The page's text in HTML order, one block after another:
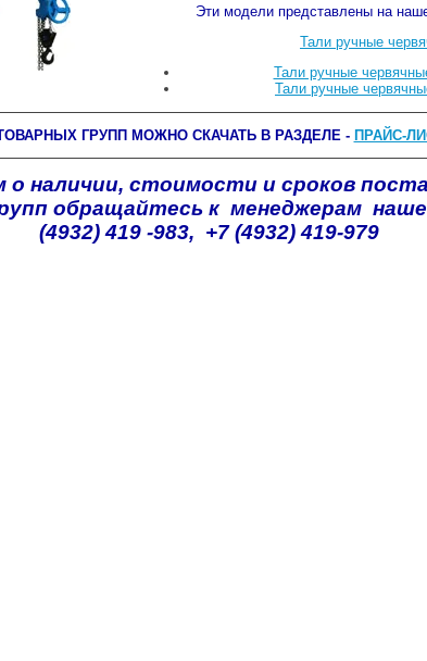
Эти модели представлены на
Тали ручные
Тали ручные
Тали ручные
ГРУПП МОЖНО СКАЧАТЬ В РАЗДЕЛЕ - ПРАЙС-
о наличии, стоимости и сроков
обращайтесь к менеджерам
(4932) 419 -983, +7 (4932) 419-979